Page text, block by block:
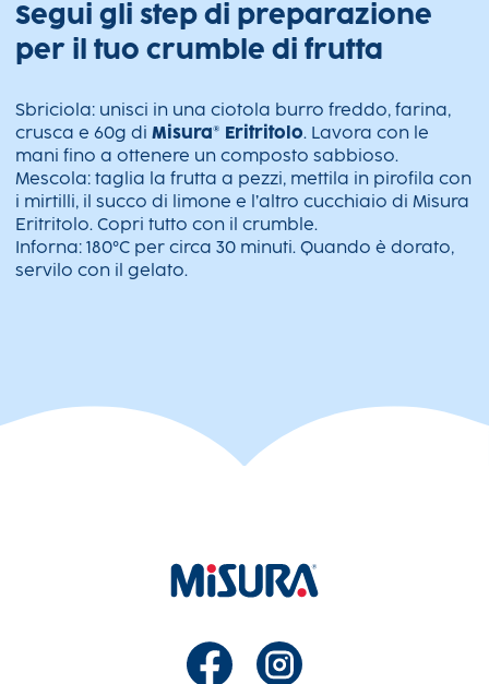
Segui gli step di preparazione
per il tuo crumble di frutta
Sbriciola: unisci in una ciotola burro freddo, farina,
crusca e 60g di Misura® Eritritolo. Lavora con le
mani fino a ottenere un composto sabbioso.
Mescola: taglia la frutta a pezzi, mettila in pirofila con
i mirtilli, il succo di limone e l’altro cucchiaio di Misura
Eritritolo. Copri tutto con il crumble.
Inforna: 180°C per circa 30 minuti. Quando è dorato,
servilo con il gelato.